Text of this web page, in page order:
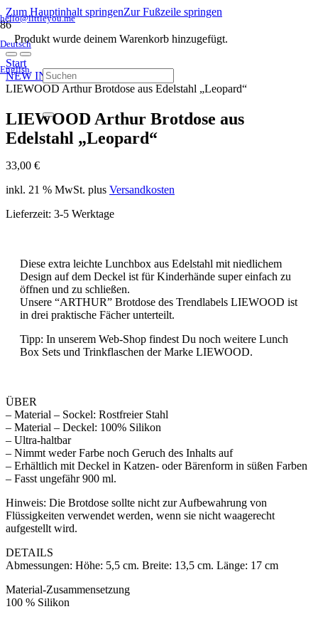
Zum Hauptinhalt springenZur Fußzeile springen
hello@littleyou.me
Deutsch
English
Produkt wurde deinem Warenkorb hinzugefügt.
Start
NEW IN
LIEWOOD Arthur Brotdose aus Edelstahl „Leopard“
LIEWOOD Arthur Brotdose aus
Edelstahl „Leopard“
33,00 €
inkl. 21 % MwSt. plus Versandkosten
Lieferzeit: 3-5 Werktage
Diese extra leichte Lunchbox aus Edelstahl mit niedlichem
Design auf dem Deckel ist für Kinderhände super einfach zu
öffnen und zu schließen.
Unsere “ARTHUR” Brotdose des Trendlabels LIEWOOD ist
in drei praktische Fächer unterteilt.
Tipp: In unserem Web-Shop findest Du noch weitere Lunch
Box Sets und Trinkflaschen der Marke LIEWOOD.
ÜBER
– Material – Sockel: Rostfreier Stahl
– Material – Deckel: 100% Silikon
– Ultra-haltbar
– Nimmt weder Farbe noch Geruch des Inhalts auf
– Erhältlich mit Deckel in Katzen- oder Bärenform in süßen Farben
– Fasst ungefähr 900 ml.
Hinweis: Die Brotdose sollte nicht zur Aufbewahrung von
Flüssigkeiten verwendet werden, wenn sie nicht waagerecht
aufgestellt wird.
DETAILS
Abmessungen: Höhe: 5,5 cm. Breite: 13,5 cm. Länge: 17 cm
Material-Zusammensetzung
100 % Silikon